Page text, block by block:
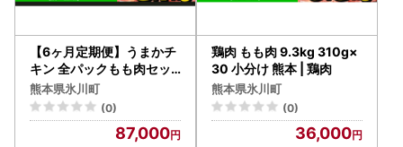
【6ヶ月定期便】うまかチ
キン 全パックもも肉セッ
ト 鶏肉 もも肉 3.1kg
熊本県氷川町
(0)
87,000
鶏肉 もも肉 9.3kg 310g×
30 小分け 熊本 | 鶏肉
熊本県氷川町
(0)
36,000